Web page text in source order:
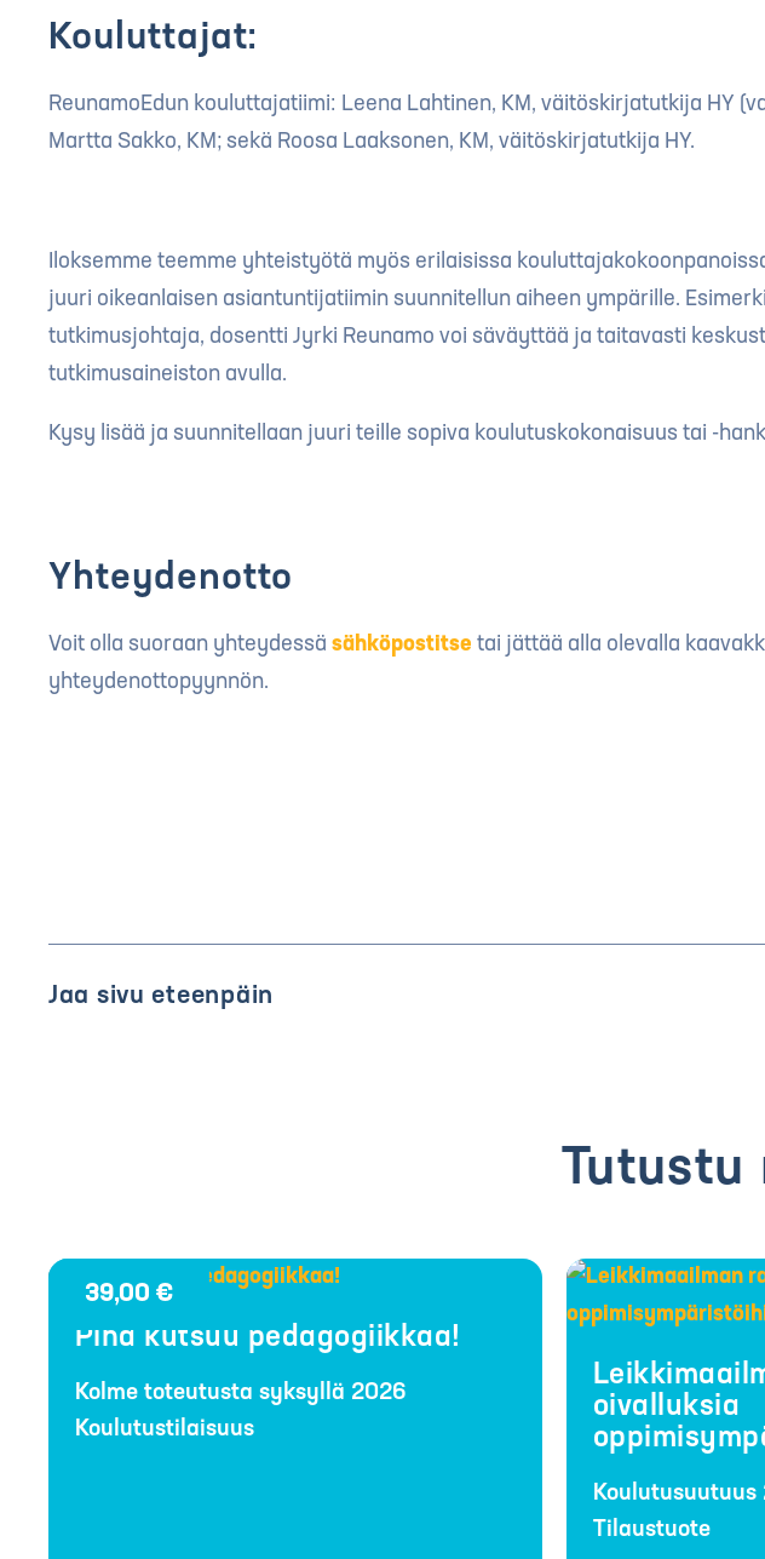
Kouluttajat:
ReunamoEdun kouluttajatiimi: Leena Lahtinen, KM, väitöskirjatutkija HY
Martta Sakko, KM; sekä Roosa Laaksonen, KM, väitöskirjatutkija HY.
Iloksemme teemme yhteistyötä myös erilaisissa
juuri oikeanlaisen asiantuntijatiimin suunnitellun aiheen ympärille.
tutkimusjohtaja, dosentti Jyrki Reunamo voi säväyttää ja taitavasti
tutkimusaineiston avulla.
Kysy lisää ja suunnitellaan juuri teille sopiva koulutuskokonaisuus tai -
Yhteydenotto
Voit olla suoraan yhteydessä sähköpostitse tai jättää alla olevalla
yhteydenottopyynnön.
Jaa sivu eteenpäin
Tutustu
39,00 €
Piha kutsuu pedagogiikkaa!
Kolme toteutusta syksyllä 2026
Koulutustilaisuus
oivalluksia
Koulutusuutuus
Tilaustuote